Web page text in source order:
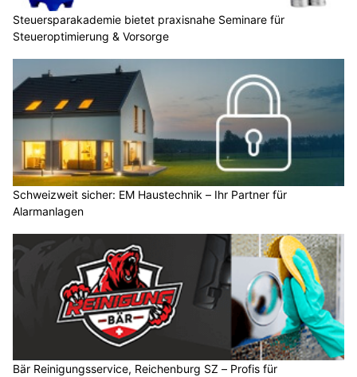
Steuersparakademie bietet praxisnahe Seminare für
Steueroptimierung & Vorsorge
Schweizweit sicher: EM Haustechnik – Ihr Partner für
Alarmanlagen
Bär Reinigungsservice, Reichenburg SZ – Profis für